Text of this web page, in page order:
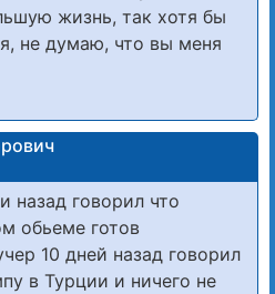
жизнь, так хотя бы
не думаю, что вы меня
назад говорил что
обьеме готов
10 дней назад говорил
в Турции и ничего не